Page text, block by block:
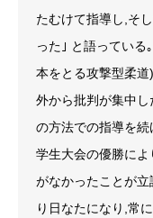
たむけて指導し,そ
った｣ と語っている
本をとる攻撃型柔
外から批判が集中
の方法での指導を
学生大会の優勝に
がなかったことが
り日なたになり,常